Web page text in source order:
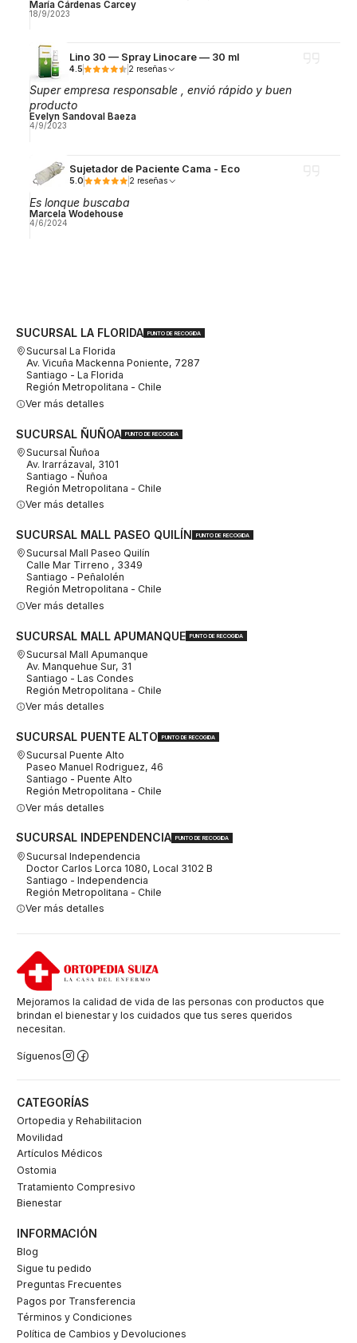
María Cárdenas Carcey
18/9/2023
Lino 30 — Spray Linocare — 30 ml
4.5 2 reseñas
Super empresa responsable , envió rápido y buen
producto
Evelyn Sandoval Baeza
4/9/2023
Sujetador de Paciente Cama - Eco
5.0 2 reseñas
Es lonque buscaba
Marcela Wodehouse
4/6/2024
SUCURSAL LA FLORIDA PUNTO DE RECOGIDA
Sucursal La Florida
Av. Vicuña Mackenna Poniente, 7287
Santiago - La Florida
Región Metropolitana - Chile
Ver más detalles
SUCURSAL ÑUÑOA PUNTO DE RECOGIDA
Sucursal Ñuñoa
Av. Irarrázaval, 3101
Santiago - Ñuñoa
Región Metropolitana - Chile
Ver más detalles
SUCURSAL MALL PASEO QUILÍN PUNTO DE RECOGIDA
Sucursal Mall Paseo Quilín
Calle Mar Tirreno , 3349
Santiago - Peñalolén
Región Metropolitana - Chile
Ver más detalles
SUCURSAL MALL APUMANQUE PUNTO DE RECOGIDA
Sucursal Mall Apumanque
Av. Manquehue Sur, 31
Santiago - Las Condes
Región Metropolitana - Chile
Ver más detalles
SUCURSAL PUENTE ALTO PUNTO DE RECOGIDA
Sucursal Puente Alto
Paseo Manuel Rodriguez, 46
Santiago - Puente Alto
Región Metropolitana - Chile
Ver más detalles
SUCURSAL INDEPENDENCIA PUNTO DE RECOGIDA
Sucursal Independencia
Doctor Carlos Lorca 1080, Local 3102 B
Santiago - Independencia
Región Metropolitana - Chile
Ver más detalles
Mejoramos la calidad de vida de las personas con productos que
brindan el bienestar y los cuidados que tus seres queridos
necesitan.
Síguenos
CATEGORÍAS
Ortopedia y Rehabilitacion
Movilidad
Artículos Médicos
Ostomia
Tratamiento Compresivo
Bienestar
INFORMACIÓN
Blog
Sigue tu pedido
Preguntas Frecuentes
Pagos por Transferencia
Términos y Condiciones
Política de Cambios y Devoluciones